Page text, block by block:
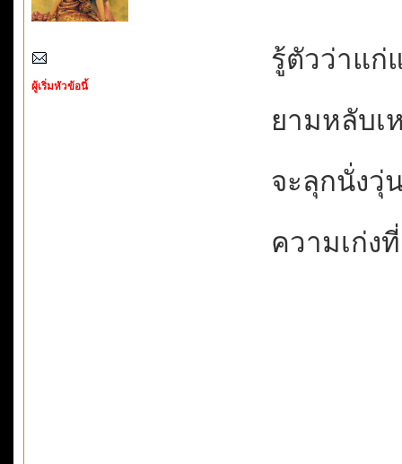
ผู้เริ่มหัวข้อนี้
รู้ตัวว่าแก่
ยามหลับเ
จะลุกนั่งวุ่
ความเก่ง